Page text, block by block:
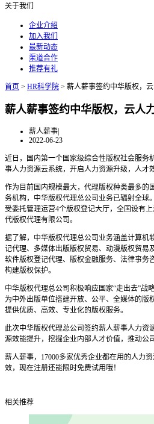
关于我们
企业介绍
加入我们
最新动态
渠道合作
推荐有礼
首页 > HR科学院 > 薪人薪事签约中华版权，
薪人薪事签约中华版权，云人
薪人薪事|
2022-06-23
近日，国内第一个国家级综合性版权社会服务
事人力资源云系统，开启人力资源升级，人才
作为目前国内规模最大，代理版权种类最多的
务机构，中华版权代理总公司业务已辐射全球
受委托管理运营4个版权登记大厅，全国设有
代版权代理有限公司。
据了解，中华版权代理总公司业务涵盖计算机
记代理、多媒体出版版权贸易、动漫版权贸易
软件版权登记代理、版权金融服务、法律事务
构建版权保护。
中华版权代理总公司积极响应国家“走出去”战
为中外出版单位搭建开放、公平、全媒体的版
提供优质、高效、专业化的版权服务。
此次中华版权代理总公司签约薪人薪事人力资
源效能提升，挖掘企业内部人才价值，推动公
薪人薪事，17000多家优秀企业都在用的人力
效，现在注册还能限时免费试用哦！
相关推荐